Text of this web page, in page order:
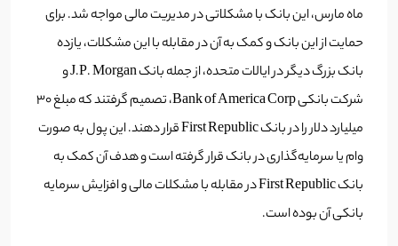
ماه مارس، این بانک با مشکلاتی در مدیریت مالی مواجه شد. برای
حمایت از این بانک و کمک به آن در مقابله با این مشکلات، یازده
بانک بزرگ دیگر در ایالات متحده، از جمله بانک J.P. Morgan و
شرکت بانکی Bank of America Corp، تصمیم گرفتند که مبلغ 30
میلیارد دلار را در بانک First Republic قرار دهند. این پول به صورت
وام یا سرمایه‌گذاری در بانک قرار گرفته است و هدف آن کمک به
بانک First Republic در مقابله با مشکلات مالی و افزایش سرمایه
بانکی آن بوده است.